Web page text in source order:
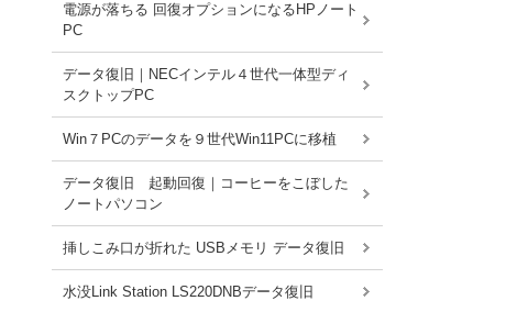
電源が落ちる 回復オプションになるHPノート
PC
データ復旧｜NECインテル４世代一体型ディ
スクトップPC
Win７PCのデータを９世代Win11PCに移植
データ復旧 起動回復｜コーヒーをこぼした
ノートパソコン
挿しこみ口が折れた USBメモリ データ復旧
水没Link Station LS220DNBデータ復旧